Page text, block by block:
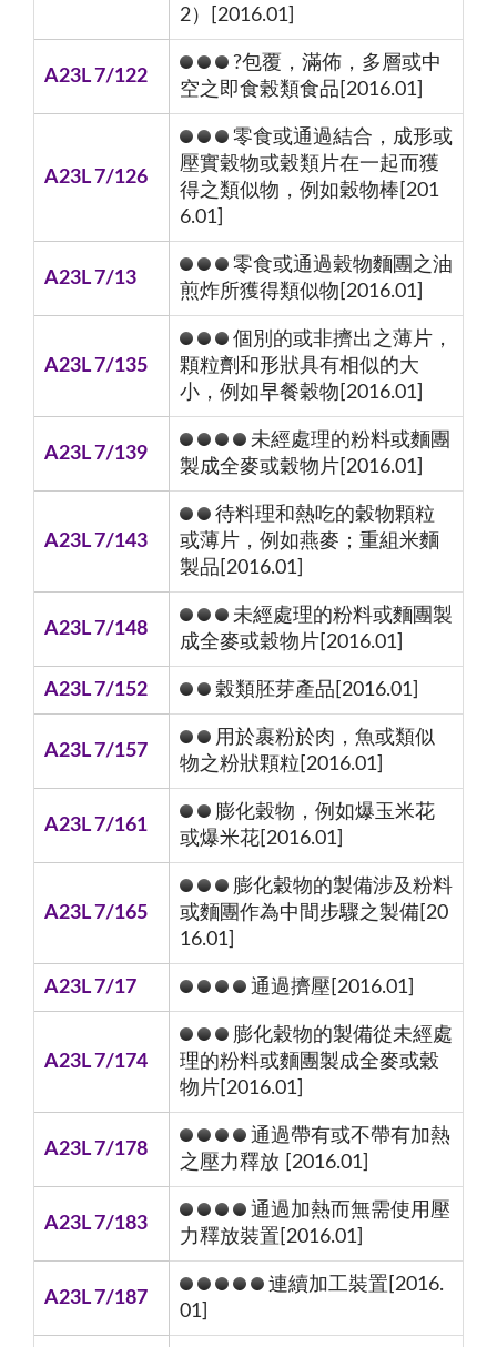
2）[2016.01]
A23L 7/122
?包覆，滿佈，多層或中
空之即食榖類食品[2016.01]
A23L 7/126
零食或通過結合，成形或
壓實穀物或穀類片在一起而獲
得之類似物，例如穀物棒[201
6.01]
A23L 7/13
零食或通過穀物麵團之油
煎炸所獲得類似物[2016.01]
A23L 7/135
個別的或非擠出之薄片，
顆粒劑和形狀具有相似的大
小，例如早餐穀物[2016.01]
A23L 7/139
未經處理的粉料或麵團
製成全麥或穀物片[2016.01]
A23L 7/143
待料理和熱吃的穀物顆粒
或薄片，例如燕麥；重組米麵
製品[2016.01]
A23L 7/148
未經處理的粉料或麵團製
成全麥或穀物片[2016.01]
A23L 7/152 穀類胚芽產品[2016.01]
A23L 7/157
用於裹粉於肉，魚或類似
物之粉狀顆粒[2016.01]
A23L 7/161
膨化穀物，例如爆玉米花
或爆米花[2016.01]
A23L 7/165
膨化穀物的製備涉及粉料
或麵團作為中間步驟之製備[20
16.01]
A23L 7/17 通過擠壓[2016.01]
A23L 7/174
膨化穀物的製備從未經處
理的粉料或麵團製成全麥或穀
物片[2016.01]
A23L 7/178
通過帶有或不帶有加熱
之壓力釋放 [2016.01]
A23L 7/183
通過加熱而無需使用壓
力釋放裝置[2016.01]
A23L 7/187
連續加工裝置[2016.
01]